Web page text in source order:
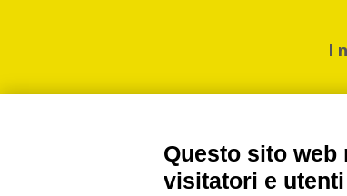
I
Questo sito
visitatori e utenti